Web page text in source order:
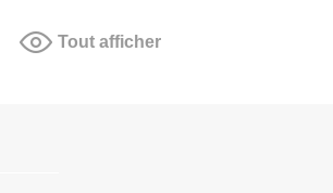
Tout afficher